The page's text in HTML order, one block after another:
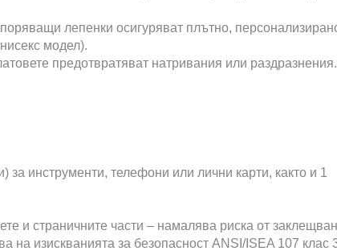
лепенки осигуряват плътно,
модел).
предотвратяват натривания или раздразнения.
инструменти, телефони или лични карти, както и 1
и страничните части – намалява риска от
на изискванията за безопасност ANSI/ISEA 107 клас